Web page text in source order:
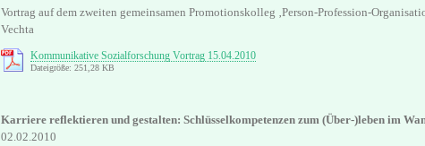
Vortrag auf dem zweiten gemeinsamen Promotionskolleg ‚Person-Profession-
Vechta
Kommunikative Sozialforschung Vortrag 15.04.2010
Dateigröße: 251,28 KB
Karriere reflektieren und gestalten: Schlüsselkompetenzen zum (Über-)leben im
02.02.2010